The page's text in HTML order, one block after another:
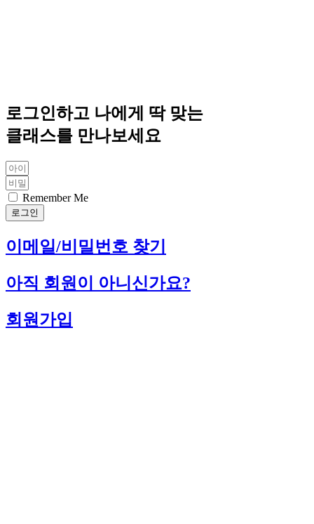
로그인하고 나에게 딱 맞는
클래스를 만나보세요
Remember Me
로그인
이메일/비밀번호 찾기
아직 회원이 아니신가요?
회원가입